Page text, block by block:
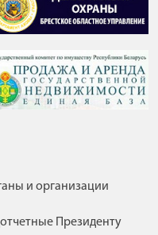
и организации
Президенту